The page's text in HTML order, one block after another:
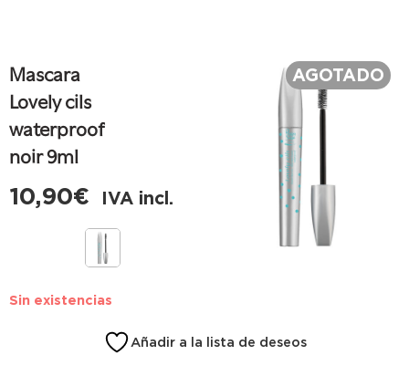
Mascara
Lovely cils
waterproof
noir 9ml
10,90€ IVA incl.
AGOTADO
Sin existencias
Añadir a la lista de deseos